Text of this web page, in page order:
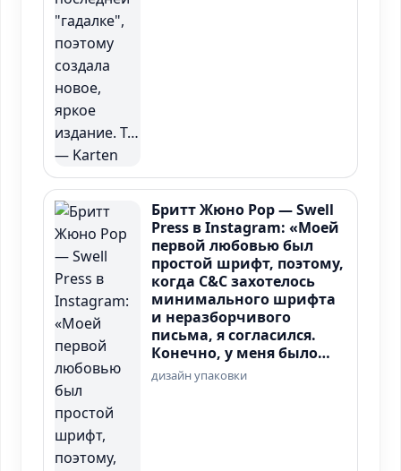
Бритт Жюно Рор — Swell
Press в Instagram: «Моей
первой любовью был
простой шрифт, поэтому,
когда C&C захотелось
минимального шрифта
и неразборчивого
письма, я согласился.
Конечно, у меня было…
дизайн упаковки